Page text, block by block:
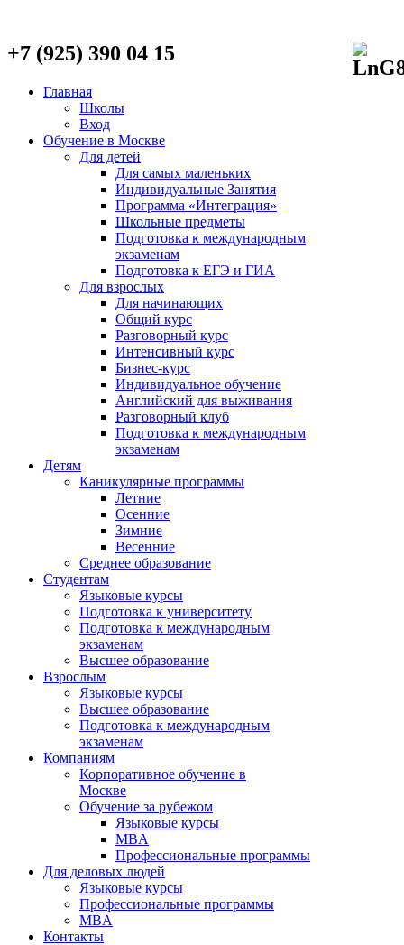
+7 (925) 390 04 15
Главная
Школы
Вход
Обучение в Москве
Для детей
Для самых маленьких
Индивидуальные Занятия
Программа «Интеграция»
Школьные предметы
Подготовка к международным
экзаменам
Подготовка к ЕГЭ и ГИА
Для взрослых
Для начинающих
Общий курс
Разговорный курс
Интенсивный курс
Бизнес-курс
Индивидуальное обучение
Английский для выживания
Разговорный клуб
Подготовка к международным
экзаменам
Детям
Каникулярные программы
Летние
Осенние
Зимние
Весенние
Среднее образование
Студентам
Языковые курсы
Подготовка к университету
Подготовка к международным
экзаменам
Высшее образование
Взрослым
Языковые курсы
Высшее образование
Подготовка к международным
экзаменам
Компаниям
Корпоративное обучение в
Москве
Обучение за рубежом
Языковые курсы
MBA
Профессиональные программы
Для деловых людей
Языковые курсы
Профессиональные программы
MBA
Контакты